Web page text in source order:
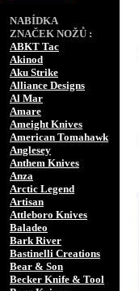
NABÍDKA
ZNAČEK NOŽŮ :
ABKT Tac
Akinod
Aku Strike
Alliance Designs
Al Mar
Amare
Ameight Knives
American Tomahawk
Anglesey
Anthem Knives
Anza
Arctic Legend
Artisan
Attleboro Knives
Baladeo
Bark River
Bastinelli Creations
Bear & Son
Becker Knife & Tool